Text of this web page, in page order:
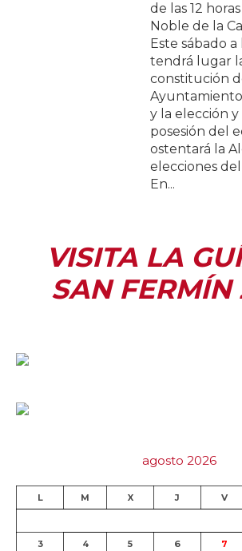
de las 12
Noble de la
Este sábado a
tendrá lugar
constitución
y la elección
posesión del
ostentará la
elecciones
En...
VISITA LA
SAN FERMÍN
agosto 2026
L M X J V
3 4 5 6 7